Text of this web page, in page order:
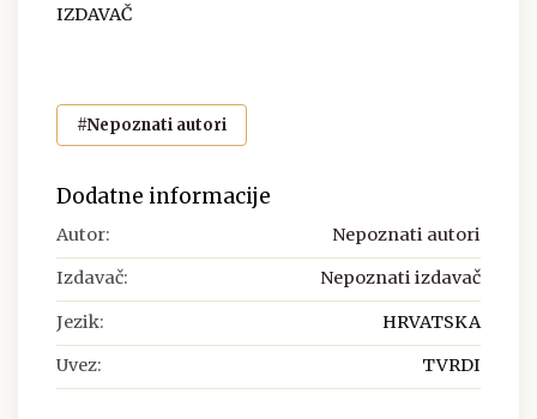
IZDAVAČ
#Nepoznati autori
Dodatne informacije
Autor: Nepoznati autori
Izdavač: Nepoznati izdavač
Jezik: HRVATSKA
Uvez: TVRDI